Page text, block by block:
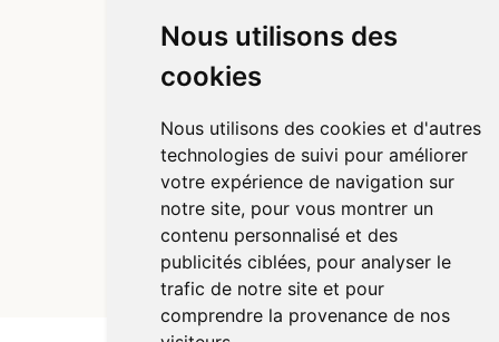
Nous utilisons des
cookies
Nous utilisons des cookies et d'autres
technologies de suivi pour améliorer
votre expérience de navigation sur
notre site, pour vous montrer un
contenu personnalisé et des
publicités ciblées, pour analyser le
trafic de notre site et pour
comprendre la provenance de nos
© 2026 Pharmazen
Tous droits réservés
Votre pharmacie sur Internet avec Apotekisto